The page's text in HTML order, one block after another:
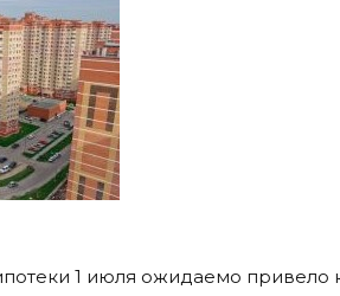
1 июля ожидаемо привело